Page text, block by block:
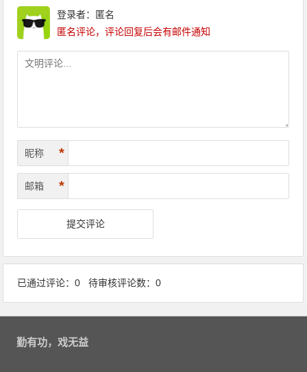
登录者：匿名
匿名评论，评论回复后会有邮件通知
昵称 *
邮箱 *
已通过评论：0 待审核评论数：0
勤有功，戏无益